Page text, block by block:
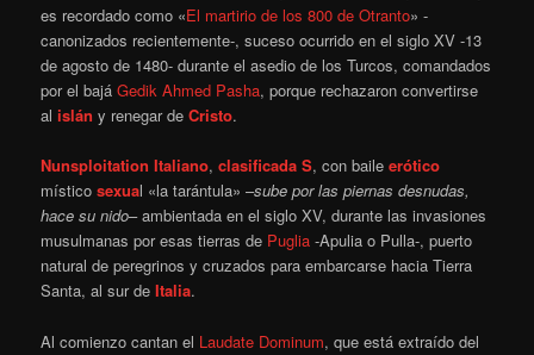
es recordado como «El martirio de los 800 de Otranto» -
canonizados recientemente-, suceso ocurrido en el siglo XV -13
de agosto de 1480- durante el asedio de los Turcos, comandados
por el bajáGedik Ahmed Pasha, porque rechazaron convertirse
alislán y renegar deCristo.
Nunsploitation Italiano,clasificada S, con baileerótico
místicosexual «la tarántula» –sube por las piernas desnudas,
hace su nido– ambientada en el siglo XV, durante las invasiones
musulmanas por esas tierras de Puglia -Apulia o Pulla-, puerto
natural de peregrinos y cruzados para embarcarse hacia Tierra
Santa, al sur deItalia.
Al comienzo cantan el Laudate Dominum, que está extraído del